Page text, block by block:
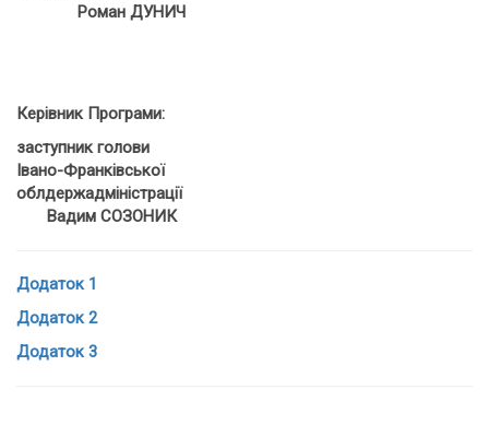
Роман ДУНИЧ
Керівник Програми:
заступник голови
Івано-Франківської
облдержадміністрації
Вадим СОЗОНИК
Додаток 1
Додаток 2
Додаток 3